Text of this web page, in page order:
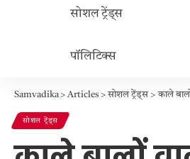
सोशल ट्रेंड्स
पॉलिटिक्स
Samvadika>Articles >सोशल ट्रेंड्स >काले बालों वाली
सोशल ट्रेंड्स